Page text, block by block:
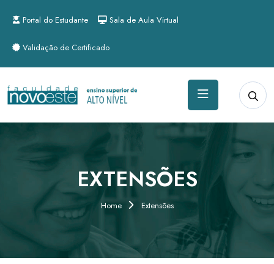
Portal do Estudante Sala de Aula Virtual
Validação de Certificado
EXTENSÕES
Home Extensões